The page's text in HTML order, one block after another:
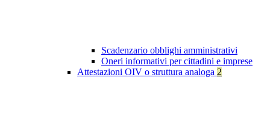
Scadenzario obblighi amministrativi
Oneri informativi per cittadini e imprese
Attestazioni OIV o struttura analoga 2